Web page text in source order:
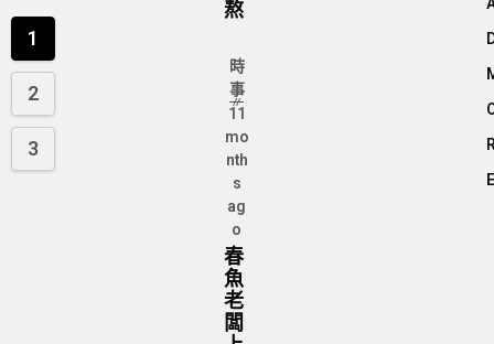
E
1
2
3
熬
時
事
11
mo
nth
s
ag
o
春
魚
老
闆